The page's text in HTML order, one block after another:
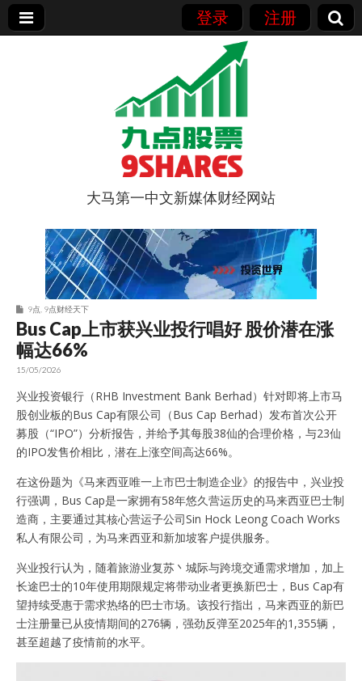
登录 注册
9点股票
大马第一中文新媒体财经网站
9点 9点财经天下
Bus Cap上市获兴业投行唱好 股价潜在涨
幅达66%
15/05/2026
兴业投资银行（RHB Investment Bank Berhad）针对即将上市马
股创业板的Bus Cap有限公司（Bus Cap Berhad）发布首次公开
募股（“IPO”）分析报告，并给予其每股38仙的合理价格，与23仙
的IPO发售价相比，潜在上涨空间高达66%。
在这份题为《马来西亚唯一上市巴士制造企业》的报告中，兴业投
行强调，Bus Cap是一家拥有58年悠久营运历史的马来西亚巴士制
造商，主要通过其核心营运子公司Sin Hock Leong Coach Works
私人有限公司，为马来西亚和新加坡客户提供服务。
兴业投行认为，随着旅游业复苏丶城际与跨境交通需求增加，加上
长途巴士的10年使用期限规定将带动业者更换新巴士，Bus Cap有
望持续受惠于需求热络的巴士市场。该投行指出，马来西亚的新巴
士注册量已从疫情期间的276辆，强劲反弹至2025年的1,355辆，
甚至超越了疫情前的水平。